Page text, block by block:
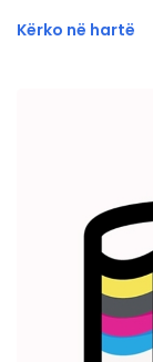
Kërko në hartë